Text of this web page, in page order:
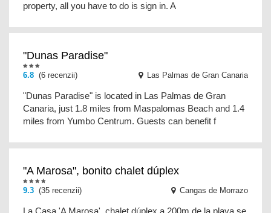
property, all you have to do is sign in. A
"Dunas Paradise"
6.8 (6 recenzii) Las Palmas de Gran Canaria
"Dunas Paradise" is located in Las Palmas de Gran
Canaria, just 1.8 miles from Maspalomas Beach and 1.4
miles from Yumbo Centrum. Guests can benefit f
"A Marosa", bonito chalet dúplex
9.3 (35 recenzii) Cangas de Morrazo
La Casa 'A Marosa', chalet dúplex a 200m de la playa se